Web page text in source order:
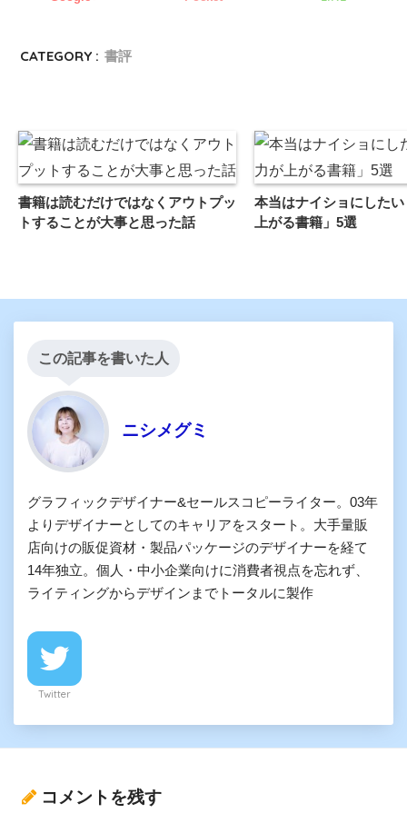
CATEGORY : 書評
書籍は読むだけではなくアウトプッ
トすることが大事と思った話
本当はナイショにした
上がる書籍」5選
この記事を書いた人
ニシメグミ
グラフィックデザイナー&セールスコピーライター。03年
よりデザイナーとしてのキャリアをスタート。大手量販
店向けの販促資材・製品パッケージのデザイナーを経て
14年独立。個人・中小企業向けに消費者視点を忘れず、
ライティングからデザインまでトータルに製作
Twitter
コメントを残す